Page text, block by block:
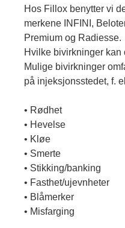
Hos Fillox benytter vi
merkene INFINI,
Premium og Radiesse.
Hvilke bivirkninger kan
Mulige bivirkninger
på injeksjonsstedet, f.
• Rødhet
• Hevelse
• Kløe
• Smerte
• Stikking/banking
• Fasthet/ujevnheter
• Blåmerker
• Misfarging